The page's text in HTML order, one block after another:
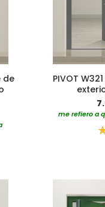
de
PIVOT
me refiero a